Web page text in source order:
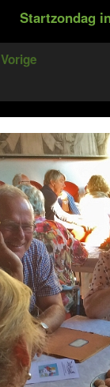
Startzondag
Vorige